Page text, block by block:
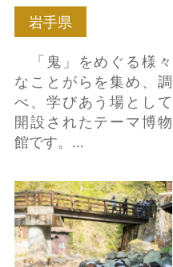
岩手県
「鬼」をめぐる様々
なことがらを集め、調
べ、学びあう場として
開設されたテーマ博物
館です。…
大沢金勢祭り の詳細は
こちら